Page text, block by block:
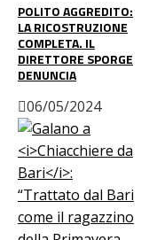
POLITO AGGREDITO:
LA RICOSTRUZIONE
COMPLETA. IL
DIRETTORE SPORGE
DENUNCIA
06/05/2024